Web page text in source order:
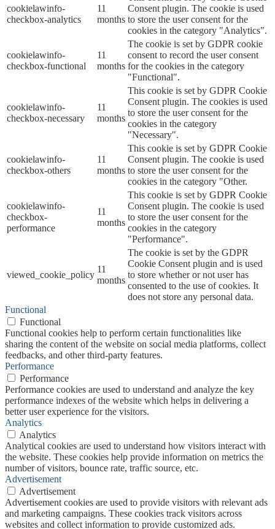
cookielawinfo-
checkbox-analytics
11
months
Consent plugin. The cookie is used
to store the user consent for the
cookies in the category "Analytics".
cookielawinfo-
checkbox-functional
11
months
The cookie is set by GDPR cookie
consent to record the user consent
for the cookies in the category
"Functional".
cookielawinfo-
checkbox-necessary
11
months
This cookie is set by GDPR Cookie
Consent plugin. The cookies is used
to store the user consent for the
cookies in the category
"Necessary".
cookielawinfo-
checkbox-others
11
months
This cookie is set by GDPR Cookie
Consent plugin. The cookie is used
to store the user consent for the
cookies in the category "Other.
cookielawinfo-
checkbox-
performance
11
months
This cookie is set by GDPR Cookie
Consent plugin. The cookie is used
to store the user consent for the
cookies in the category
"Performance".
viewed_cookie_policy
11
months
The cookie is set by the GDPR
Cookie Consent plugin and is used
to store whether or not user has
consented to the use of cookies. It
does not store any personal data.
Functional
Functional
Functional cookies help to perform certain functionalities like
sharing the content of the website on social media platforms, collect
feedbacks, and other third-party features.
Performance
Performance
Performance cookies are used to understand and analyze the key
performance indexes of the website which helps in delivering a
better user experience for the visitors.
Analytics
Analytics
Analytical cookies are used to understand how visitors interact with
the website. These cookies help provide information on metrics the
number of visitors, bounce rate, traffic source, etc.
Advertisement
Advertisement
Advertisement cookies are used to provide visitors with relevant ads
and marketing campaigns. These cookies track visitors across
websites and collect information to provide customized ads.